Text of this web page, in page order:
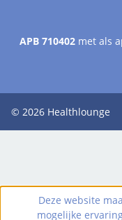
APB 710402 met als
© 2026 Healthlounge
Deze website
mogelijke